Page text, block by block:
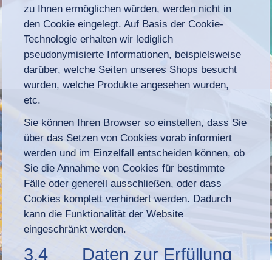
zu Ihnen ermöglichen würden, werden nicht in
den Cookie eingelegt. Auf Basis der Cookie-
Technologie erhalten wir lediglich
pseudonymisierte Informationen, beispielsweise
darüber, welche Seiten unseres Shops besucht
wurden, welche Produkte angesehen wurden,
etc.
Sie können Ihren Browser so einstellen, dass Sie
über das Setzen von Cookies vorab informiert
werden und im Einzelfall entscheiden können, ob
Sie die Annahme von Cookies für bestimmte
Fälle oder generell ausschließen, oder dass
Cookies komplett verhindert werden. Dadurch
kann die Funktionalität der Website
eingeschränkt werden.
3.4 Daten zur Erfüllung